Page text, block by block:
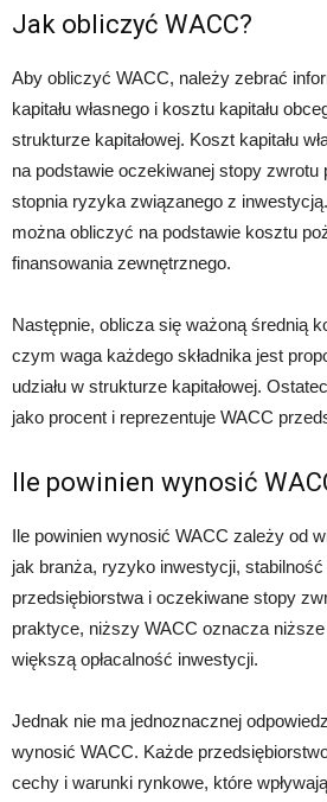
Jak obliczyć WACC?
Aby obliczyć WACC, należy zebrać
kapitału własnego i kosztu kapitału
strukturze kapitałowej. Koszt kapitału
na podstawie oczekiwanej stopy zwrotu
stopnia ryzyka związanego z
można obliczyć na podstawie kosztu
finansowania zewnętrznego.
Następnie, oblicza się ważoną średnią
czym waga każdego składnika jest
udziału w strukturze kapitałowej.
jako procent i reprezentuje WACC
Ile powinien wynosić
Ile powinien wynosić WACC zależy od
jak branża, ryzyko inwestycji,
przedsiębiorstwa i oczekiwane stopy
praktyce, niższy WACC oznacza
większą opłacalność inwestycji.
Jednak nie ma jednoznacznej
wynosić WACC. Każde
cechy i warunki rynkowe, które